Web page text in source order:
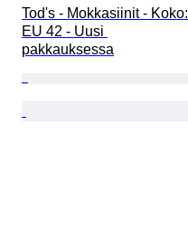
Tod's - Mokkasiinit - Koko:
EU 42 - Uusi
pakkauksessa